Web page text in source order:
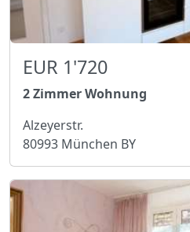
EUR 1'720
2 Zimmer Wohnung
Alzeyerstr.
80993 München BY